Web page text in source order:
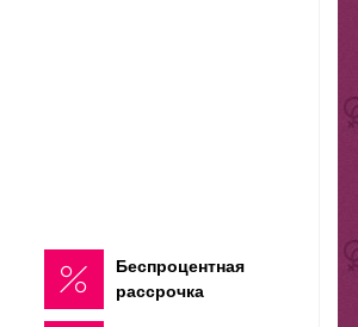
Беспроцентная
рассрочка